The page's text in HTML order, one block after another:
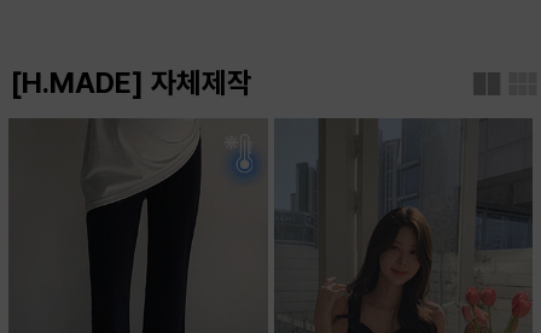
[H.MADE] 자체제작